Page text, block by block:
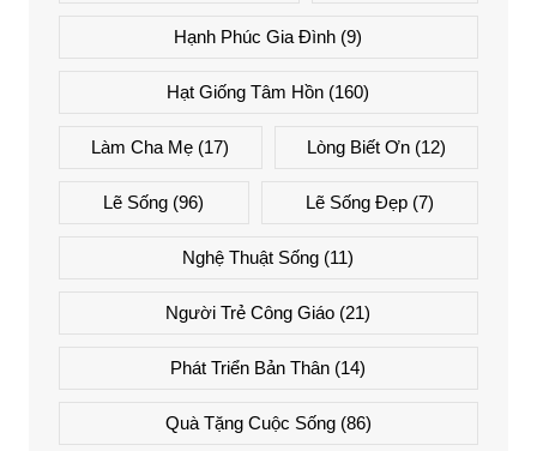
Hạnh Phúc Gia Đình (9)
Hạt Giống Tâm Hồn (160)
Làm Cha Mẹ (17) Lòng Biết Ơn(12)
Lẽ Sống (96) Lẽ Sống Đẹp(7)
Nghệ Thuật Sống (11)
Người Trẻ Công Giáo (21)
Phát Triển Bản Thân (14)
Quà Tặng Cuộc Sống(86)